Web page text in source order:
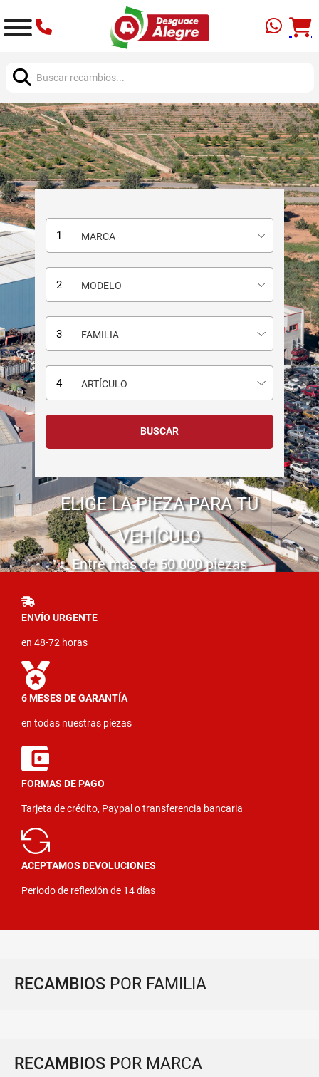
MARCA
MODELO
FAMILIA
ARTÍCULO
ELIGE LA PIEZA PARA TU
VEHÍCULO
Entre mas de 50.000 piezas
ENVÍO URGENTE
en 48-72 horas
6 MESES DE GARANTÍA
en todas nuestras piezas
FORMAS DE PAGO
Tarjeta de crédito, Paypal o transferencia bancaria
ACEPTAMOS DEVOLUCIONES
Periodo de reflexión de 14 días
RECAMBIOS POR FAMILIA
RECAMBIOS POR MARCA